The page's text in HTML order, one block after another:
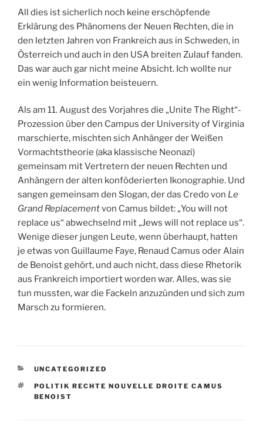
All dies ist sicherlich noch keine erschöpfende
Erklärung des Phänomens der Neuen Rechten, die in
den letzten Jahren von Frankreich aus in Schweden, in
Österreich und auch in den USA breiten Zulauf fanden.
Das war auch gar nicht meine Absicht. Ich wollte nur
ein wenig Information beisteuern.
Als am 11. August des Vorjahres die „Unite The Right“-
Prozession über den Campus der University of Virginia
marschierte, mischten sich Anhänger der Weißen
Vormachtstheorie (aka klassische Neonazi)
gemeinsam mit Vertretern der neuen Rechten und
Anhängern der alten konföderierten Ikonographie. Und
sangen gemeinsam den Slogan, der das Credo von Le
Grand Replacementvon Camus bildet: „You will not
replace us“ abwechselnd mit „Jews will not replace us“.
Wenige dieser jungen Leute, wenn überhaupt, hatten
je etwas von Guillaume Faye, Renaud Camus oder Alain
de Benoist gehört, und auch nicht, dass diese Rhetorik
aus Frankreich importiert worden war. Alles, was sie
tun mussten, war die Fackeln anzuzünden und sich zum
Marsch zu formieren.
KATEGORIEN
UNCATEGORIZED
SCHLAGWÖRTER
POLITIK RECHTE NOUVELLE DROITE CAMUS
BENOIST